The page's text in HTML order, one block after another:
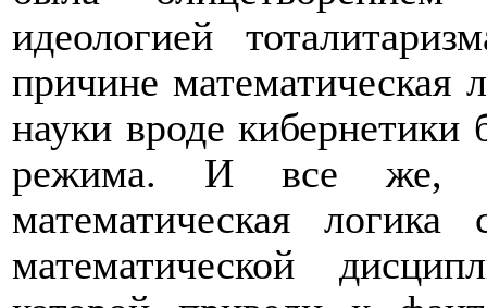
идеологией
причине математическая
науки вроде
режима. И все же,
математическая логика
математической